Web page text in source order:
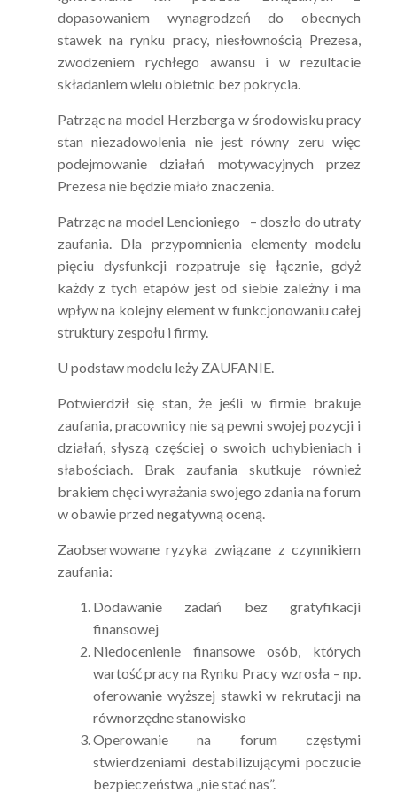
dopasowaniem wynagrodzeń do obecnych
stawek na rynku pracy, niesłownością Prezesa,
zwodzeniem rychłego awansu i w rezultacie
składaniem wielu obietnic bez pokrycia.
Patrząc na model Herzberga w środowisku pracy
stan niezadowolenia nie jest równy zeru więc
podejmowanie działań motywacyjnych przez
Prezesa nie będzie miało znaczenia.
Patrząc na model Lencioniego – doszło do utraty
zaufania. Dla przypomnienia elementy modelu
pięciu dysfunkcji rozpatruje się łącznie, gdyż
każdy z tych etapów jest od siebie zależny i ma
wpływ na kolejny element w funkcjonowaniu całej
struktury zespołu i firmy.
U podstaw modelu leży ZAUFANIE.
Potwierdził się stan, że jeśli w firmie brakuje
zaufania, pracownicy nie są pewni swojej pozycji i
działań, słyszą częściej o swoich uchybieniach i
słabościach. Brak zaufania skutkuje również
brakiem chęci wyrażania swojego zdania na forum
w obawie przed negatywną oceną.
Zaobserwowane ryzyka związane z czynnikiem
zaufania:
Dodawanie zadań bez gratyfikacji
finansowej
Niedocenienie finansowe osób, których
wartość pracy na Rynku Pracy wzrosła – np.
oferowanie wyższej stawki w rekrutacji na
równorzędne stanowisko
Operowanie na forum częstymi
stwierdzeniami destabilizującymi poczucie
bezpieczeństwa „nie stać nas”.